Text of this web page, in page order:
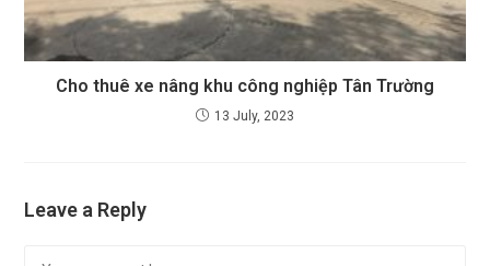
Cho thuê xe nâng khu công nghiệp Tân Trường
13 July, 2023
Leave a Reply